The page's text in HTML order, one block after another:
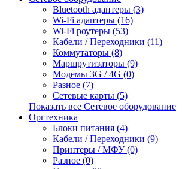
Bluetooth адаптеры (3)
Wi-Fi адаптеры (16)
Wi-Fi роутеры (53)
Кабели / Переходники (11)
Коммутаторы (8)
Маршрутизаторы (9)
Модемы 3G / 4G (0)
Разное (7)
Сетевые карты (5)
Показать все Сетевое оборудование
Оргтехника
Блоки питания (4)
Кабели / Переходники (9)
Принтеры / МФУ (0)
Разное (0)